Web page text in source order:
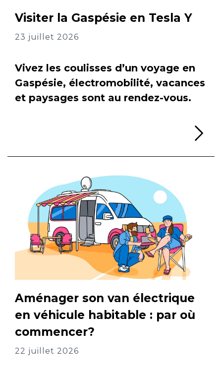
Visiter la Gaspésie en Tesla Y
23 juillet 2026
Vivez les coulisses d’un voyage en
Gaspésie, électromobilité, vacances
et paysages sont au rendez-vous.
Aménager son van électrique
en véhicule habitable : par où
commencer?
22 juillet 2026